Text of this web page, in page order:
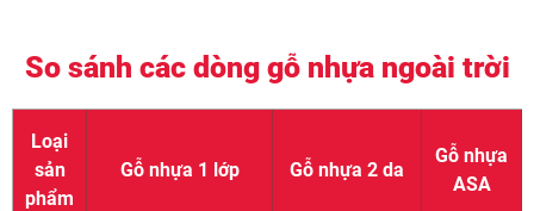
So sánh các dòng gỗ nhựa ngoài trời
Loại
sản
phẩm
Gỗ nhựa 1 lớp Gỗ nhựa 2 da
Gỗ nhựa
ASA